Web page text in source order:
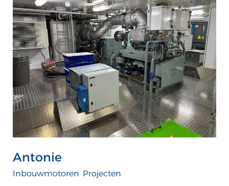
Antonie
Inbouwmotoren Projecten